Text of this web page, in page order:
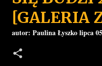
[GALERIA
autor: Paulina Łyszkolipca